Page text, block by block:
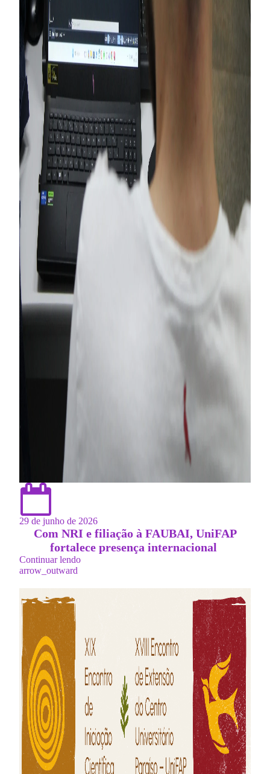
29 de junho de 2026
Com NRI e filiação à FAUBAI, UniFAP
fortalece presença internacional
Continuar lendo
arrow_outward